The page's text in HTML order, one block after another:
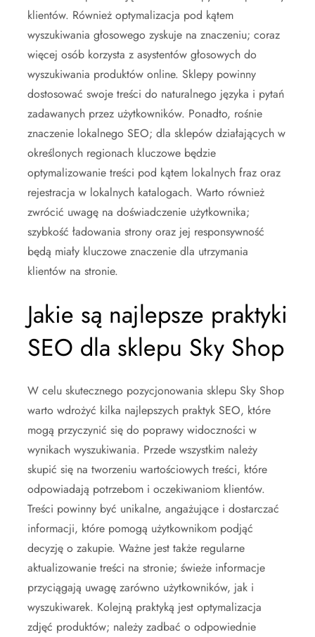
klientów. Również optymalizacja pod kątem
wyszukiwania głosowego zyskuje na znaczeniu; coraz
więcej osób korzysta z asystentów głosowych do
wyszukiwania produktów online. Sklepy powinny
dostosować swoje treści do naturalnego języka i pytań
zadawanych przez użytkowników. Ponadto, rośnie
znaczenie lokalnego SEO; dla sklepów działających w
określonych regionach kluczowe będzie
optymalizowanie treści pod kątem lokalnych fraz oraz
rejestracja w lokalnych katalogach. Warto również
zwrócić uwagę na doświadczenie użytkownika;
szybkość ładowania strony oraz jej responsywność
będą miały kluczowe znaczenie dla utrzymania
klientów na stronie.
Jakie są najlepsze praktyki
SEO dla sklepu Sky Shop
W celu skutecznego pozycjonowania sklepu Sky Shop
warto wdrożyć kilka najlepszych praktyk SEO, które
mogą przyczynić się do poprawy widoczności w
wynikach wyszukiwania. Przede wszystkim należy
skupić się na tworzeniu wartościowych treści, które
odpowiadają potrzebom i oczekiwaniom klientów.
Treści powinny być unikalne, angażujące i dostarczać
informacji, które pomogą użytkownikom podjąć
decyzję o zakupie. Ważne jest także regularne
aktualizowanie treści na stronie; świeże informacje
przyciągają uwagę zarówno użytkowników, jak i
wyszukiwarek. Kolejną praktyką jest optymalizacja
zdjęć produktów; należy zadbać o odpowiednie